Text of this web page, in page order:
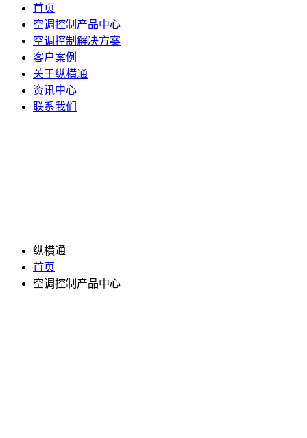
首页
空调控制产品中心
空调控制解决方案
客户案例
关于纵横通
资讯中心
联系我们
纵横通
首页
空调控制产品中心